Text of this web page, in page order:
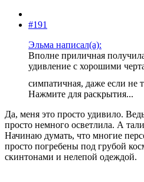
#191
Эльма написал(а):
Вполне приличная
удивление с хорошими
симпатичная, даже если не
Нажмите для раскрытия...
Да, меня это просто удивило.
просто немного осветлила. А
Начинаю думать, что многие
просто погребены под грубой
скинтонами и нелепой одеждой.